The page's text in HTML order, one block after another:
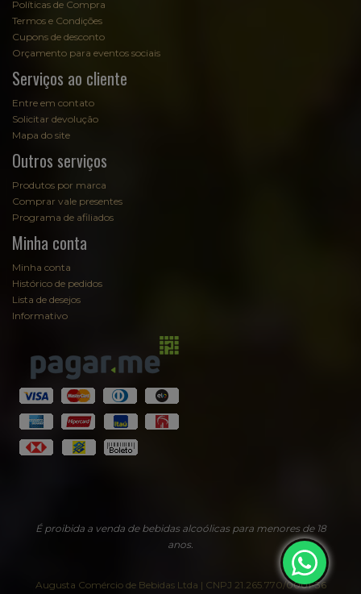
Políticas de Compra
Termos e Condições
Cupons de desconto
Orçamento para eventos sociais
Serviços ao cliente
Entre em contato
Solicitar devolução
Mapa do site
Outros serviços
Produtos por marca
Comprar vale presentes
Programa de afiliados
Minha conta
Minha conta
Histórico de pedidos
Lista de desejos
Informativo
É proibida a venda de bebidas alcoólicas para menores de 18
anos.
Augusta Comércio de Bebidas Ltda | CNPJ 21.265.770/0001-36